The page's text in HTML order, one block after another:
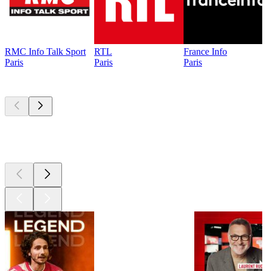
RMC Info Talk Sport
Paris
RTL
Paris
France Info
Paris